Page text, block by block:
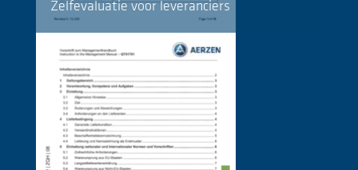
Zelfevaluatie voor leveranciers